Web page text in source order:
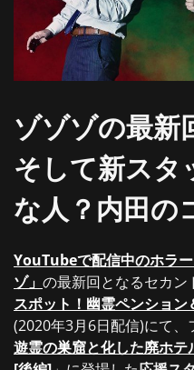
ゾゾゾの最新
そして新スタ
な人？内田の
YouTubeで配信中のホラ
ゾ」 の最新回となるセカン
スポット！幽霊ペンショ
(2020年3月6日配信)にて
遊霊の巣窟と化した廃ホテ